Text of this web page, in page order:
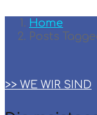
Home
Posts
>> WE WIR SIND